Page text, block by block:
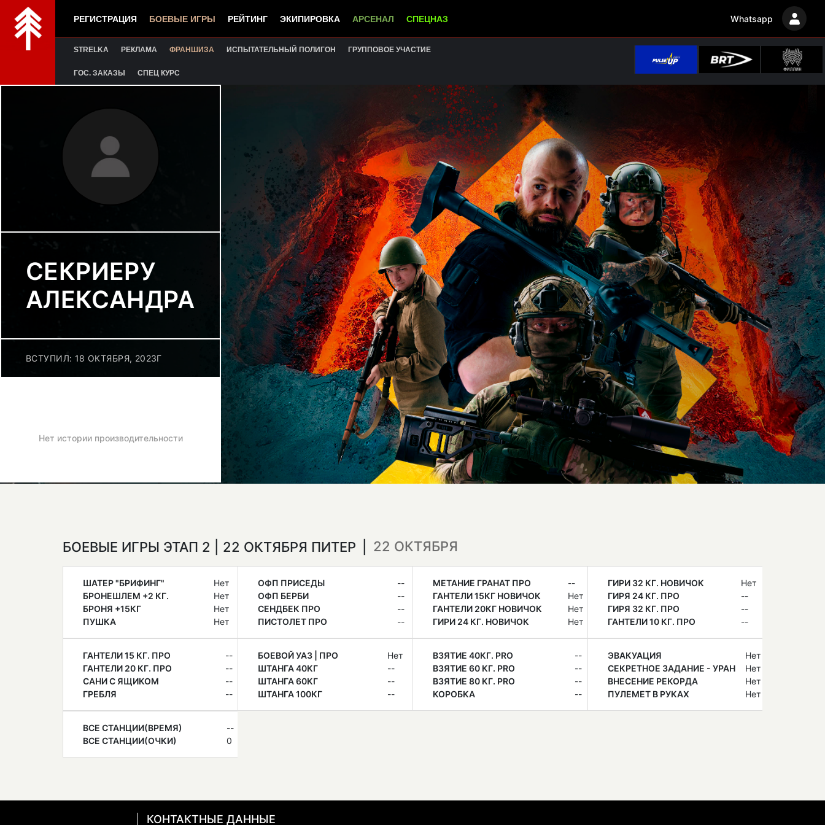
РЕГИСТРАЦИЯ БОЕВЫЕ ИГРЫ РЕЙТИНГ ЭКИПИРОВКА АРСЕНАЛ СПЕЦНАЗ Whatsapp
STRELKA РЕКЛАМА ФРАНШИЗА ИСПЫТАТЕЛЬНЫЙ ПОЛИГОН ГРУППОВОЕ УЧАСТИЕ
ГОС. ЗАКАЗЫ СПЕЦ КУРС
СЕКРИЕРУ
АЛЕКСАНДРА
ВСТУПИЛ: 18 ОКТЯБРЯ, 2023Г
Нет истории производительности
БОЕВЫЕ ИГРЫ ЭТАП 2 | 22 ОКТЯБРЯ ПИТЕР 22 ОКТЯБРЯ
ШАТЕР "БРИФИНГ"
Нет
БРОНЕШЛЕМ +2 КГ.
Нет
БРОНЯ +15КГ
Нет
ПУШКА
Нет
ОФП ПРИСЕДЫ
--
ОФП БЕРБИ
--
СЕНДБЕК ПРО
--
ПИСТОЛЕТ ПРО
--
МЕТАНИЕ ГРАНАТ ПРО
--
ГАНТЕЛИ 15КГ НОВИЧОК
Нет
ГАНТЕЛИ 20КГ НОВИЧОК
Нет
ГИРИ 24 КГ. НОВИЧОК
Нет
ГИРИ 32 КГ. НОВИЧОК
Нет
ГИРЯ 24 КГ. ПРО
--
ГИРЯ 32 КГ. ПРО
--
ГАНТЕЛИ 10 КГ. ПРО
--
ГАНТЕЛИ 15 КГ. ПРО
--
ГАНТЕЛИ 20 КГ. ПРО
--
САНИ С ЯЩИКОМ
--
ГРЕБЛЯ
--
БОЕВОЙ УАЗ | ПРО
Нет
ШТАНГА 40КГ
--
ШТАНГА 60КГ
--
ШТАНГА 100КГ
--
ВЗЯТИЕ 40КГ. PRO
--
ВЗЯТИЕ 60 КГ. PRO
--
ВЗЯТИЕ 80 КГ. PRO
--
КОРОБКА
--
ЭВАКУАЦИЯ
Нет
СЕКРЕТНОЕ ЗАДАНИЕ - УРАН
Нет
ВНЕСЕНИЕ РЕКОРДА
Нет
ПУЛЕМЕТ В РУКАХ
Нет
ВСЕ СТАНЦИИ(ВРЕМЯ)
--
ВСЕ СТАНЦИИ(ОЧКИ)
0
КОНТАКТНЫЕ ДАННЫЕ